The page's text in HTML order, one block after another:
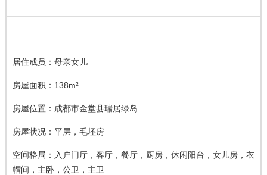
居住成员：母亲女儿
房屋面积：138m²
房屋位置：成都市金堂县瑞居绿岛
房屋状况：平层，毛坯房
空间格局：入户门厅，客厅，餐厅，厨房，休闲阳台，女儿房，衣
帽间，主卧，公卫，主卫